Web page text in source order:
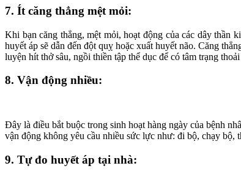
7. Ít căng thẳng mệt mỏi:
Khi bạn căng thẳng, mệt mỏi, hoạt động của các dây thần
huyết áp sẽ dẫn đến đột quỵ hoặc xuất huyết não. Căng
luyện hít thở sâu, ngồi thiền tập thể dục để có tâm trạng
8. Vận động nhiều:
Đây là điều bắt buộc trong sinh hoạt hàng ngày của bệnh
vận động không yêu cầu nhiều sức lực như: đi bộ, chạy
9. Tự đo huyết áp tại nhà: